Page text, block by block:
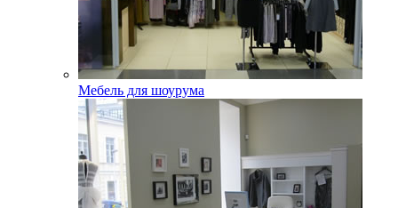
Мебель для шоурума